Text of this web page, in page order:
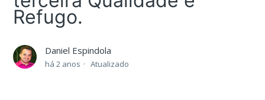
Refugo.
Daniel Espindola
há 2 anos Atualizado